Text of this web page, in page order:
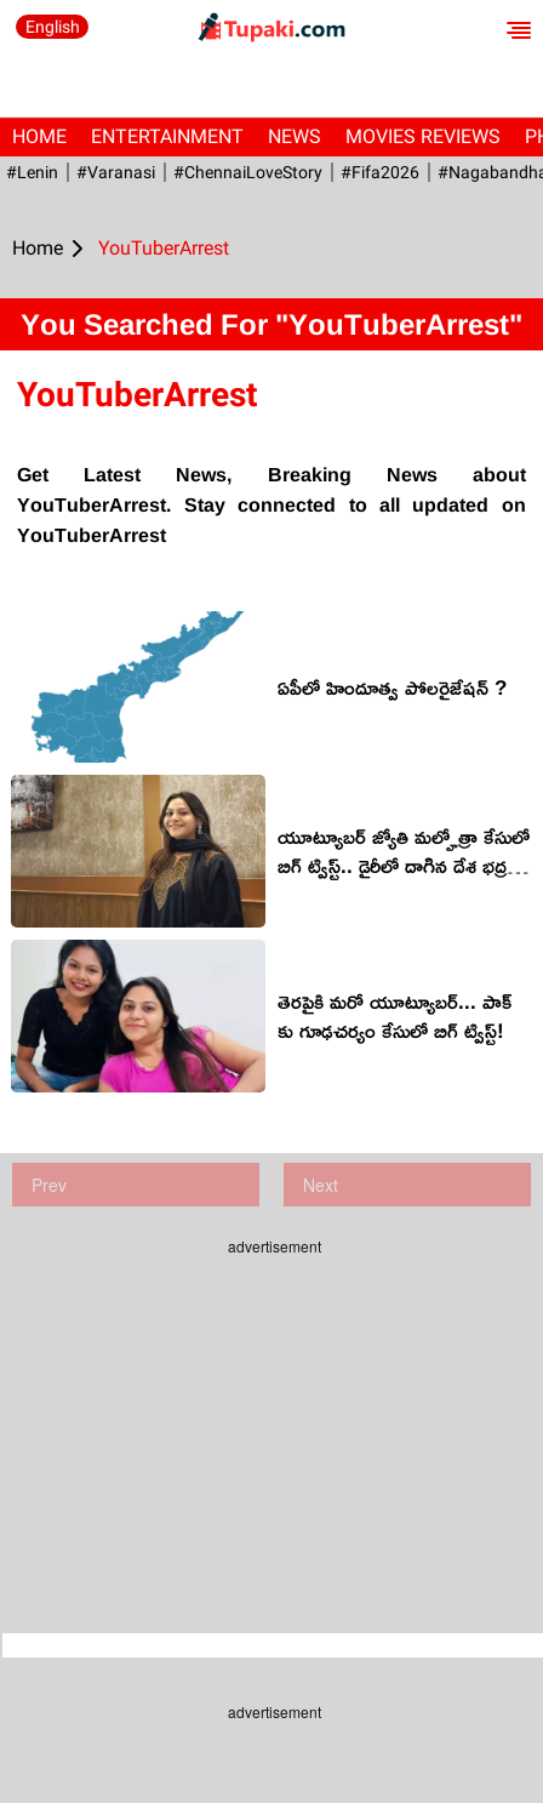
English
HOME ENTERTAINMENT NEWS MOVIES REVIEWS
#Lenin #Varanasi #ChennaiLoveStory #fifa2026
Home YouTuberArrest
You Searched For "YouTuberArrest"
YouTuberArrest
Get Latest News, Breaking News about
YouTuberArrest. Stay connected to all updated on
YouTuberArrest
ఏపీలో హిందూత్వ పోలరైజేషన్ ?
యూట్యూబర్ జ్యోతి మల్హోత్రా కేసులో
బిగ్ ట్విస్ట్.. డైరీలో దాగిన దేశ భద్రత
తెరపైకి మరో యూట్యూబర్... పాక్
కు గూఢచర్యం కేసులో బిగ్ ట్విస్ట్!
Prev Next
advertisement
advertisement